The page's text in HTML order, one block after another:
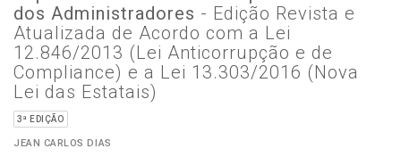
dos Administradores - Edição Revista e
Atualizada de Acordo com a Lei
12.846/2013 (Lei Anticorrupção e de
Compliance) e a Lei 13.303/2016 (Nova
Lei das Estatais)
3ª EDIÇÃO
JEAN CARLOS DIAS